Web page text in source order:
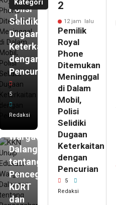
Kategori
1
Polisi
Selidiki
Dugaan
Keterkaitan
dengan
Pencurian
5
Redaksi
13
jam
KKN
Undip
Edukasi
Warga
Dalangan
tentang
Pencegahan
KDRT
dan
2
12 jam lalu
Pemilik
Royal
Phone
Ditemukan
Meninggal
di Dalam
Mobil,
Polisi
Selidiki
Dugaan
Keterkaitan
dengan
Pencurian
5
Redaksi